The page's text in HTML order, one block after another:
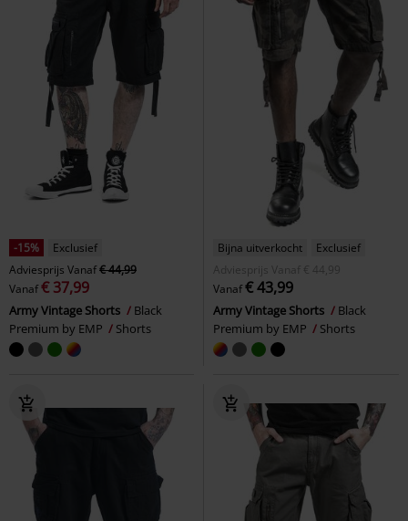
-15%
Exclusief
Adviesprijs Vanaf€ 44,99
Vanaf€ 37,99
Army Vintage Shorts
Black
Premium by EMP
Shorts
Bijna uitverkocht
Exclusief
Adviesprijs
Vanaf € 44,99
Vanaf€ 43,99
Army Vintage Shorts
Black
Premium by EMP
Shorts